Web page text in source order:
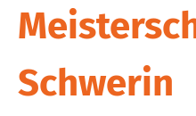
Schwerin